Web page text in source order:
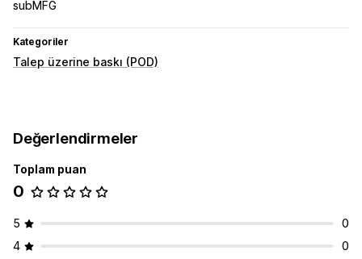
subMFG
Kategoriler
Talep üzerine baskı (POD)
Değerlendirmeler
Toplam puan
0
5
0
4
0